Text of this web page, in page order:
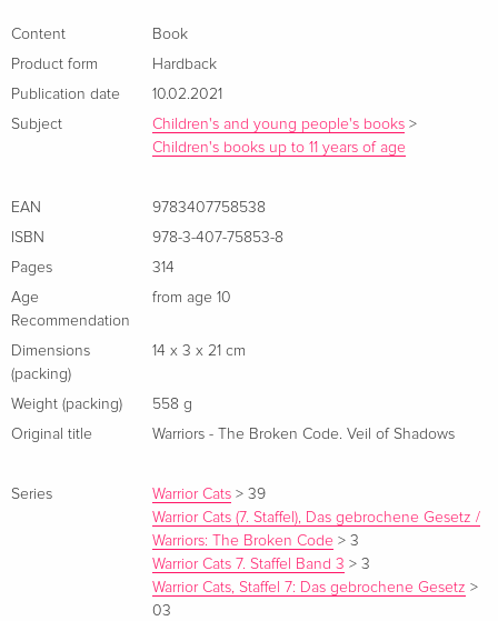
Formen, findet Erin Hunter mystische Erklärungen für das
Verhalten der Tiere und erschafft magische Welten.
Content
Book
Product form
Hardback
Publication date
10.02.2021
Subject
Children's and young people's books >
Children's books up to 11 years of age
EAN
9783407758538
ISBN
978-3-407-75853-8
Pages
314
Age
Recommendation
from age 10
Dimensions
(packing)
14 x 3 x 21 cm
Weight (packing)
558 g
Original title
Warriors - The Broken Code. Veil of Shadows
Series Warrior Cats > 39
Warrior Cats (7. Staffel), Das gebrochene Gesetz /
Warriors: The Broken Code > 3
Warrior Cats 7. Staffel Band 3 > 3
Warrior Cats, Staffel 7: Das gebrochene Gesetz >
03